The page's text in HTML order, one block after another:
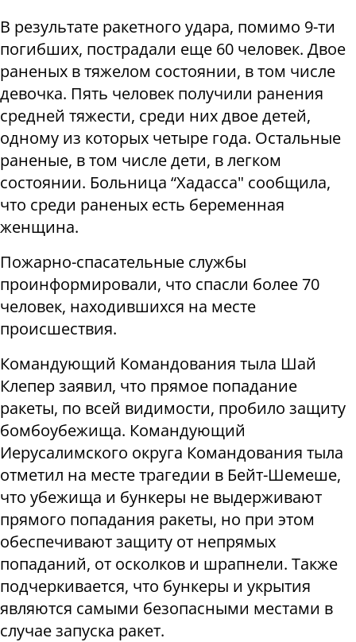
В результате ракетного удара, помимо 9-ти
погибших, пострадали еще 60 человек. Двое
раненых в тяжелом состоянии, в том числе
девочка. Пять человек получили ранения
средней тяжести, среди них двое детей,
одному из которых четыре года. Остальные
раненые, в том числе дети, в легком
состоянии. Больница “Хадасса" сообщила,
что среди раненых есть беременная
женщина.
Пожарно-спасательные службы
проинформировали, что спасли более 70
человек, находившихся на месте
происшествия.
Командующий Командования тыла Шай
Клепер заявил, что прямое попадание
ракеты, по всей видимости, пробило защиту
бомбоубежища. Командующий
Иерусалимского округа Командования тыла
отметил на месте трагедии в Бейт-Шемеше,
что убежища и бункеры не выдерживают
прямого попадания ракеты, но при этом
обеспечивают защиту от непрямых
попаданий, от осколков и шрапнели. Также
подчеркивается, что бункеры и укрытия
являются самыми безопасными местами в
случае запуска ракет.